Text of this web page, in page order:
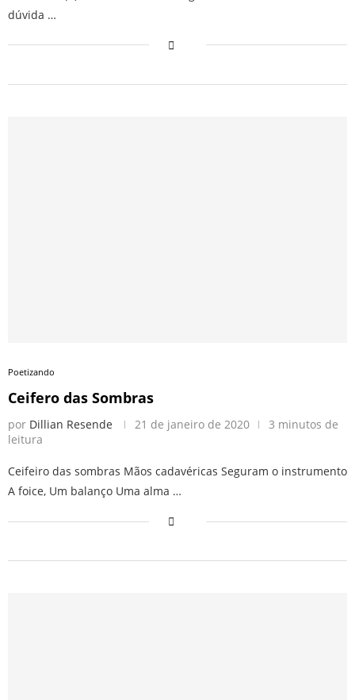
dúvida …
Poetizando
Ceifero das Sombras
por Dillian Resende 21 de janeiro de 2020
3 minutos de
leitura
Ceifeiro das sombras Mãos cadavéricas Seguram o instrumento
A foice, Um balanço Uma alma …